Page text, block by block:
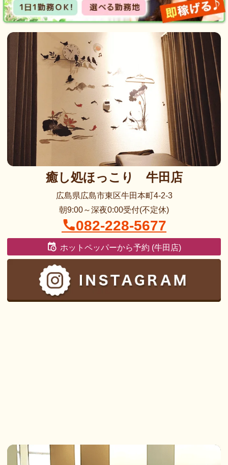
癒し処ほっこり 牛田店
広島県広島市東区牛田本町4-2-3
朝9:00～深夜0:00受付(不定休)
082-228-5677
ホットペッパーから予約 (牛田店)